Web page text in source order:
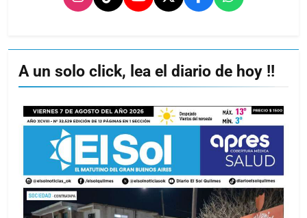
A un solo click, lea el diario de hoy !!